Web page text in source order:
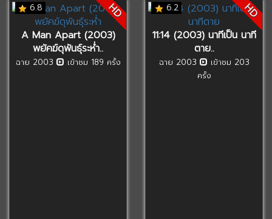
6.8 HD
A Man Apart (2003)
พยัคฆ์ดุพันธุ์ระห่ำ..
ฉาย 2003 เข้าชม 189 ครั้ง
6.2 HD
11:14 (2003) นาทีเป็น นาที
ตาย..
ฉาย 2003
เข้าชม 203
ครั้ง